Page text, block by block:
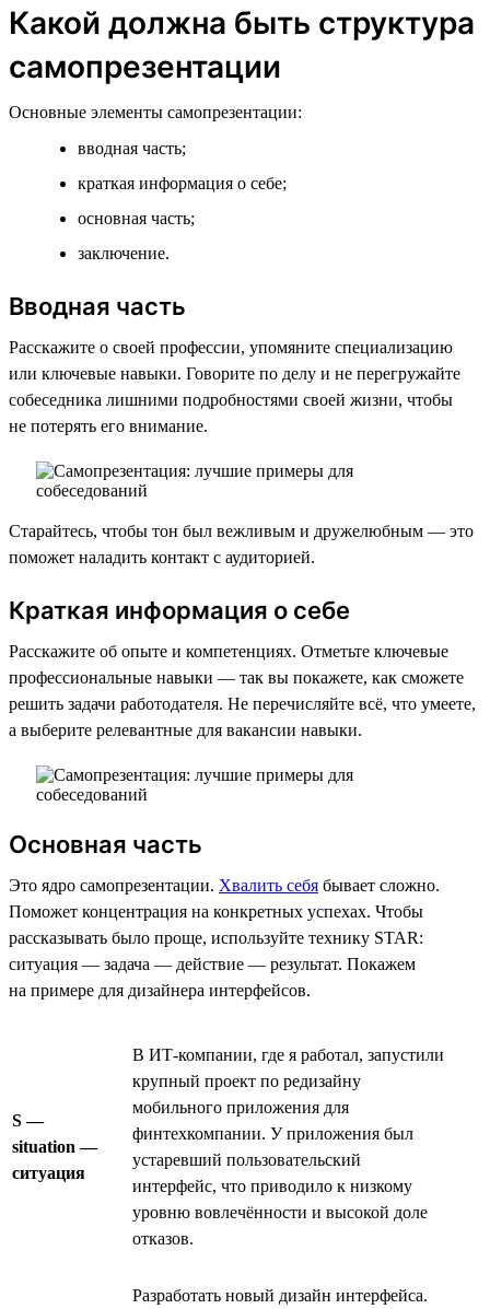
Какой должна быть структура
самопрезентации
Основные элементы самопрезентации:
вводная часть;
краткая информация о себе;
основная часть;
заключение.
Вводная часть
Расскажите о своей профессии, упомяните специализацию
или ключевые навыки. Говорите по делу и не перегружайте
собеседника лишними подробностями своей жизни, чтобы
не потерять его внимание.
Старайтесь, чтобы тон был вежливым и дружелюбным — это
поможет наладить контакт с аудиторией.
Краткая информация о себе
Расскажите об опыте и компетенциях. Отметьте ключевые
профессиональные навыки — так вы покажете, как сможете
решить задачи работодателя. Не перечисляйте всё, что умеете,
а выберите релевантные для вакансии навыки.
Основная часть
Это ядро самопрезентации. Хвалить себя бывает сложно.
Поможет концентрация на конкретных успехах. Чтобы
рассказывать было проще, используйте технику STAR:
ситуация — задача — действие — результат. Покажем
на примере для дизайнера интерфейсов.
S —
situation —
ситуация
В ИТ-компании, где я работал, запустили
крупный проект по редизайну
мобильного приложения для
финтехкомпании. У приложения был
устаревший пользовательский
интерфейс, что приводило к низкому
уровню вовлечённости и высокой доле
отказов.
Разработать новый дизайн интерфейса.